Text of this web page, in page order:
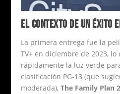
EL CONTEXTO DE UN ÉXITO
La primera entrega fue la
TV+ en diciembre de 2023,
rápidamente la luz verde
clasificación PG-13 (que
moderada),The Family Plan 2